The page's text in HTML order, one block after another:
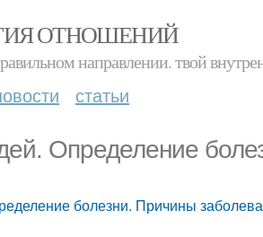
ОТНОШЕНИЙ
направлении. твой
статьи
Определение
болезни. Причины